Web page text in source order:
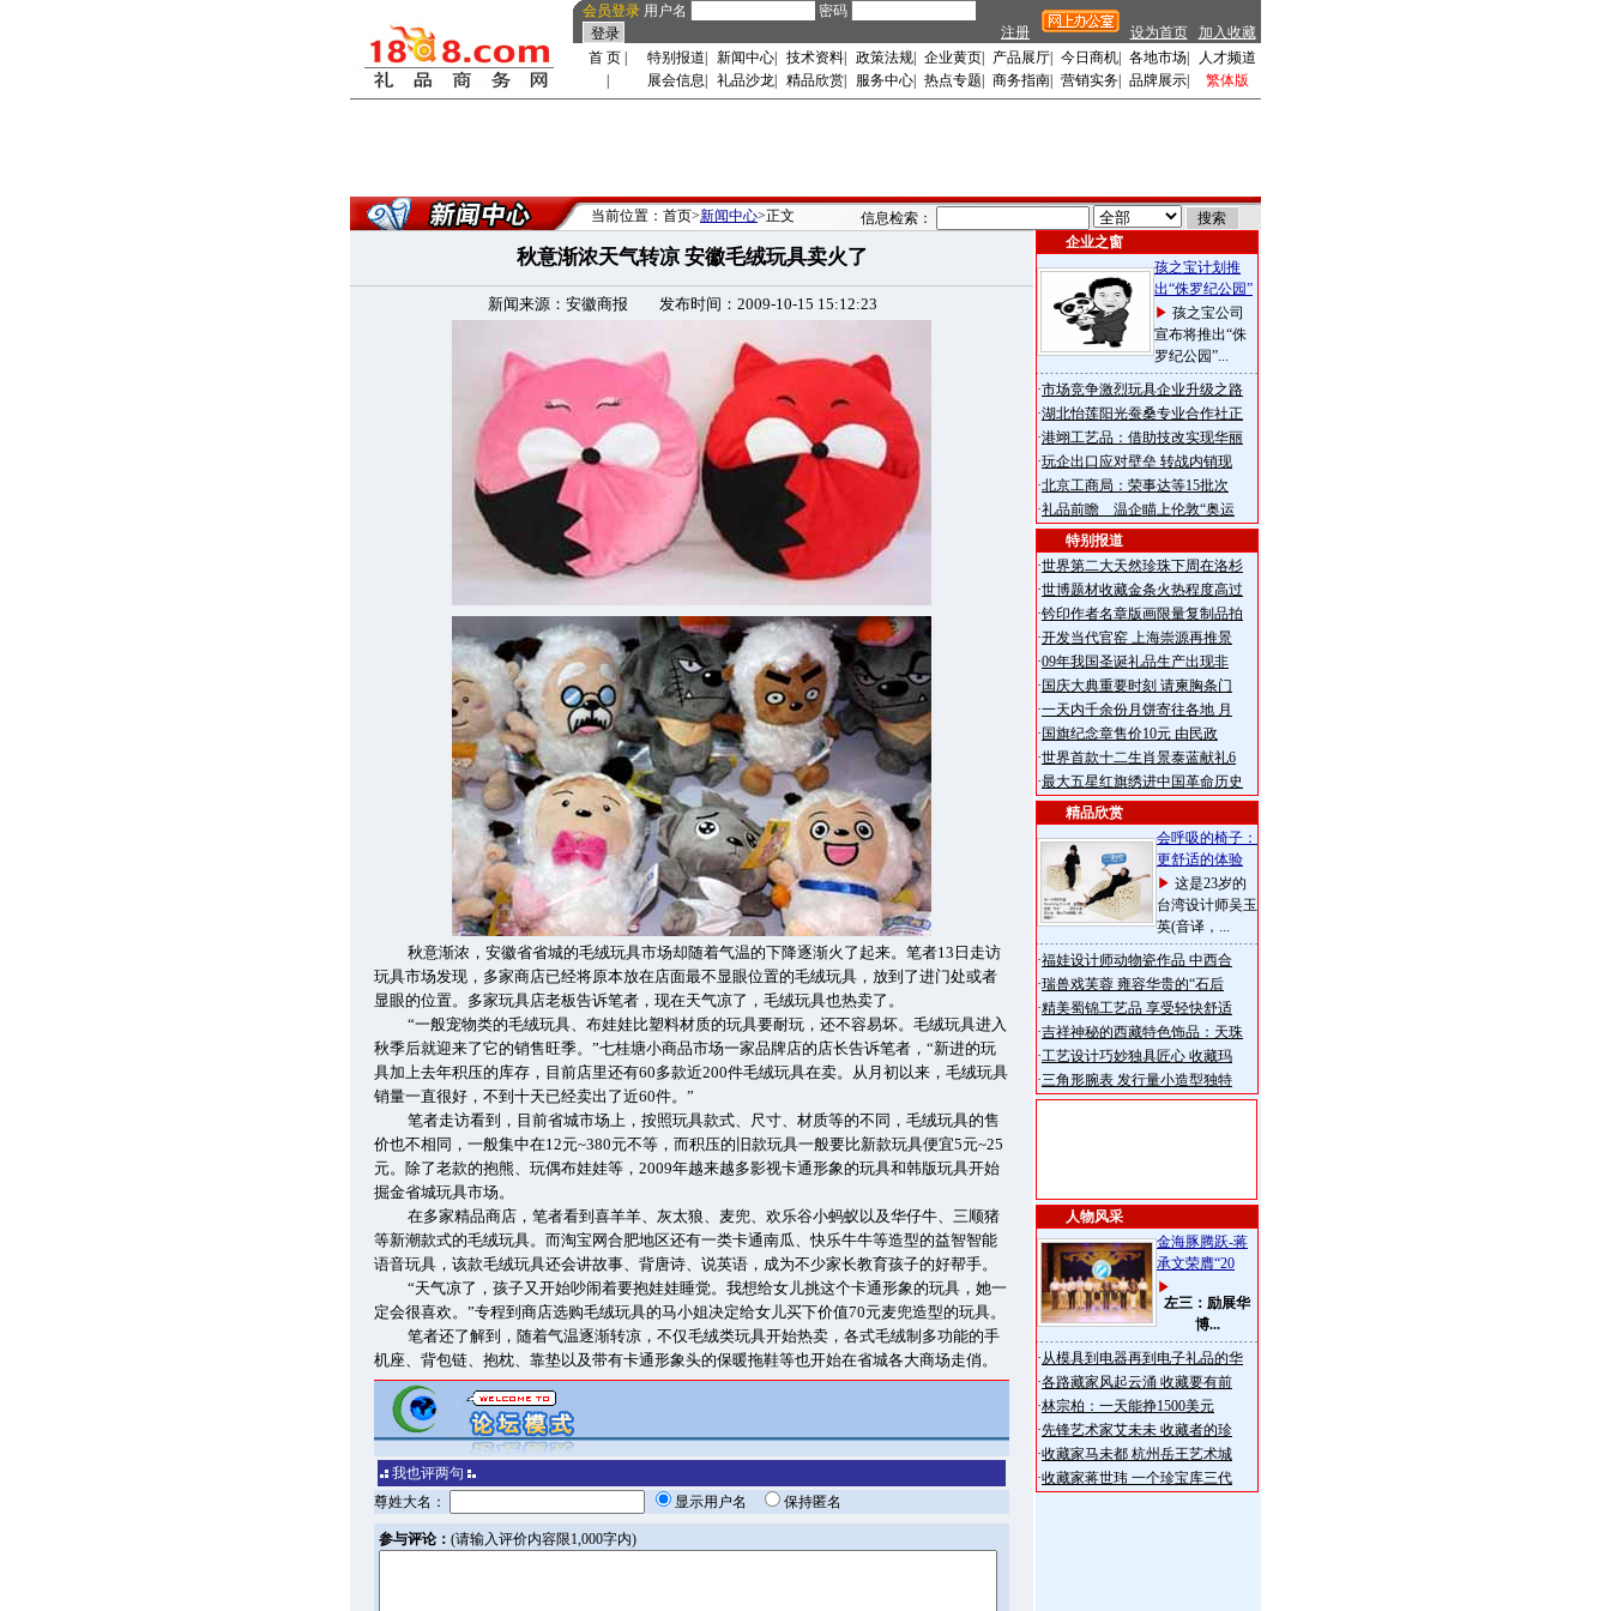
会员登录 用户名
密码
注册
设为首页
加入收藏
首 页
特别报道 新闻中心 技术资料 政策法规| 企业黄页| 产品展厅| 今日商机| 各地市场|
人才频道
展会信息 礼品沙龙 精品欣赏 服务中心| 热点专题 商务指南| 营销实务| 品牌展示| 繁体版
信息检索：
当前位置：首页>新闻中心>正文
秋意渐浓天气转凉 安徽毛绒玩具卖火了
新闻来源：安徽商报 发布时间：2009-10-15 15:12:23
秋意渐浓，安徽省省城的毛绒玩具市场却随着气温的下降逐渐火了起来。笔者13日走访
玩具市场发现，多家商店已经将原本放在店面最不显眼位置的毛绒玩具，放到了进门处或者
显眼的位置。多家玩具店老板告诉笔者，现在天气凉了，毛绒玩具也热卖了。
“一般宠物类的毛绒玩具、布娃娃比塑料材质的玩具要耐玩，还不容易坏。毛绒玩具进入
秋季后就迎来了它的销售旺季。”七桂塘小商品市场一家品牌店的店长告诉笔者，“新进的玩
具加上去年积压的库存，目前店里还有60多款近200件毛绒玩具在卖。从月初以来，毛绒玩具
销量一直很好，不到十天已经卖出了近60件。”
笔者走访看到，目前省城市场上，按照玩具款式、尺寸、材质等的不同，毛绒玩具的售
价也不相同，一般集中在12元~380元不等，而积压的旧款玩具一般要比新款玩具便宜5元~25
元。除了老款的抱熊、玩偶布娃娃等，2009年越来越多影视卡通形象的玩具和韩版玩具开始
掘金省城玩具市场。
在多家精品商店，笔者看到喜羊羊、灰太狼、麦兜、欢乐谷小蚂蚁以及华仔牛、三顺猪
等新潮款式的毛绒玩具。而淘宝网合肥地区还有一类卡通南瓜、快乐牛牛等造型的益智智能
语音玩具，该款毛绒玩具还会讲故事、背唐诗、说英语，成为不少家长教育孩子的好帮手。
“天气凉了，孩子又开始吵闹着要抱娃娃睡觉。我想给女儿挑这个卡通形象的玩具，她一
定会很喜欢。”专程到商店选购毛绒玩具的马小姐决定给女儿买下价值70元麦兜造型的玩具。
笔者还了解到，随着气温逐渐转凉，不仅毛绒类玩具开始热卖，各式毛绒制多功能的手
机座、背包链、抱枕、靠垫以及带有卡通形象头的保暖拖鞋等也开始在省城各大商场走俏。
我也评两句
尊姓大名：
显示用户名 保持匿名
参与评论： (请输入评价内容限1,000字内)
企业之窗
孩之宝计划推
出“侏罗纪公园”
孩之宝公司
宣布将推出“侏
罗纪公园”...
·市场竞争激烈玩具企业升级之路
·湖北怡莲阳光蚕桑专业合作社正
·港翊工艺品：借助技改实现华丽
·玩企出口应对壁垒 转战内销现
·北京工商局：荣事达等15批次
·礼品前瞻 温企瞄上伦敦“奥运
特别报道
·世界第二大天然珍珠下周在洛杉
·世博题材收藏金条火热程度高过
·钤印作者名章版画限量复制品拍
·开发当代官窑 上海崇源再推景
·09年我国圣诞礼品生产出现非
· 国庆大典重要时刻 请柬胸条门
·一天内千余份月饼寄往各地 月
· 国旗纪念章售价10元 由民政
·世界首款十二生肖景泰蓝献礼6
·最大五星红旗绣进中国革命历史
精品欣赏
会呼吸的椅子：
更舒适的体验
这是23岁的
台湾设计师吴玉
英(音译，...
·福娃设计师动物瓷作品 中西合
·瑞兽戏芙蓉 雍容华贵的“石后
·精美蜀锦工艺品 享受轻快舒适
·吉祥神秘的西藏特色饰品：天珠
·工艺设计巧妙独具匠心 收藏玛
·三角形腕表 发行量小造型独特
人物风采
金海豚腾跃-蒋
承文荣膺“20
左三：励展华
博...
·从模具到电器再到电子礼品的华
·各路藏家风起云涌 收藏要有前
·林宗柏：一天能挣1500美元
·先锋艺术家艾未未 收藏者的珍
·收藏家马未都 杭州岳王艺术城
·收藏家蒋世玮 一个珍宝库三代